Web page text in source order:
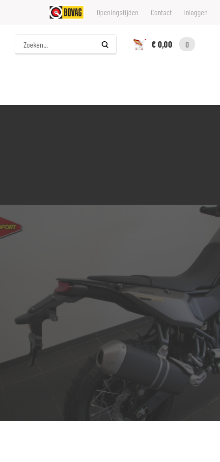
Openingstijden Contact Inloggen
Zoeken
€ 0,00
0